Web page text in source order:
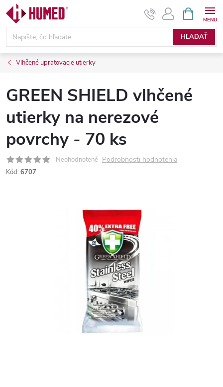
Prejsť
obsah
HĽADAŤ
KOŠÍK
Vlhčené upratovacie utierky
GREEN SHIELD vlhčené
utierky na nerezové
povrchy - 70 ks
Neohodnotené Podrobnosti hodnotenia
Kód: 6707